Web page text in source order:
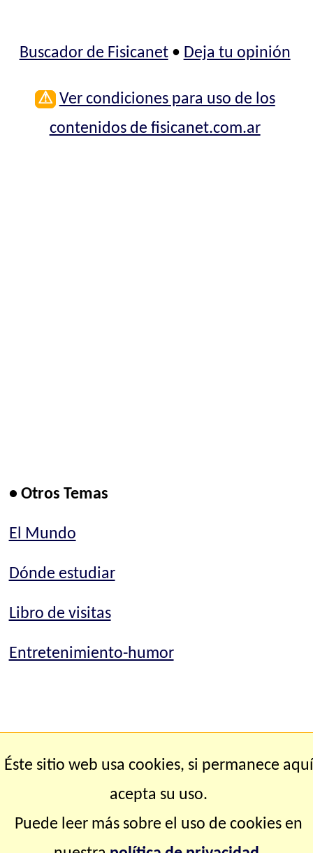
Buscador de Fisicanet• Deja tu opinión
⚠ Ver condiciones para uso de los
contenidos de fisicanet.com.ar
• Otros Temas
El Mundo
Dónde estudiar
Libro de visitas
Entretenimiento-humor
Éste sitio web usa cookies, si permanece aquí
acepta su uso.
Puede leer más sobre el uso de cookies en